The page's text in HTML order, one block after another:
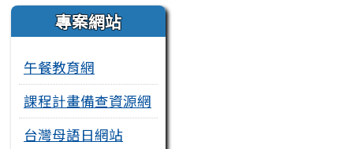
專案網站
午餐教育網
課程計畫備查資源網
台灣母語日網站